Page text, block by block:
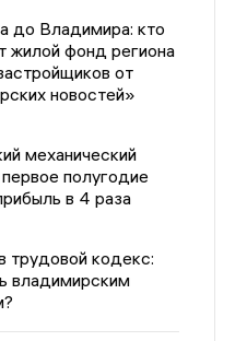
до Владимира: кто
жилой фонд региона
от
новостей»
механический
полугодие
в 4 раза
трудовой кодекс:
владимирским